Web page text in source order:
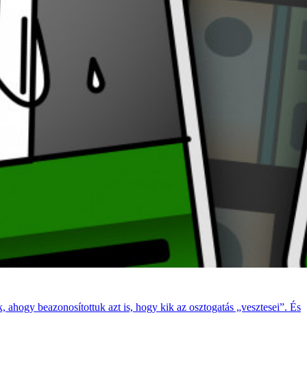
beazonosítottuk azt is, hogy kik az osztogatás „vesztesei”. És